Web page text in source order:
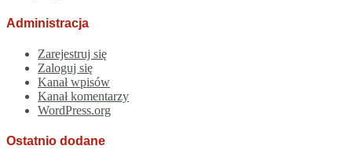
Administracja
Zarejestruj się
Zaloguj się
Kanał wpisów
Kanał komentarzy
WordPress.org
Ostatnio dodane